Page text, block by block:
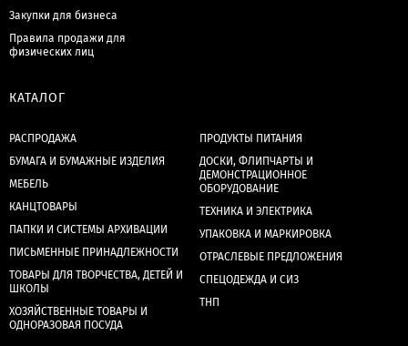
Закупки для бизнеса
Правила продажи для
физических лиц
КАТАЛОГ
РАСПРОДАЖА
БУМАГА И БУМАЖНЫЕ ИЗДЕЛИЯ
МЕБЕЛЬ
КАНЦТОВАРЫ
ПАПКИ И СИСТЕМЫ АРХИВАЦИИ
ПИСЬМЕННЫЕ ПРИНАДЛЕЖНОСТИ
ТОВАРЫ ДЛЯ ТВОРЧЕСТВА, ДЕТЕЙ И
ШКОЛЫ
ХОЗЯЙСТВЕННЫЕ ТОВАРЫ И
ОДНОРАЗОВАЯ ПОСУДА
ПРОДУКТЫ ПИТАНИЯ
ДОСКИ, ФЛИПЧАРТЫ И
ДЕМОНСТРАЦИОННОЕ
ОБОРУДОВАНИЕ
ТЕХНИКА И ЭЛЕКТРИКА
УПАКОВКА И МАРКИРОВКА
ОТРАСЛЕВЫЕ ПРЕДЛОЖЕНИЯ
СПЕЦОДЕЖДА И СИЗ
ТНП